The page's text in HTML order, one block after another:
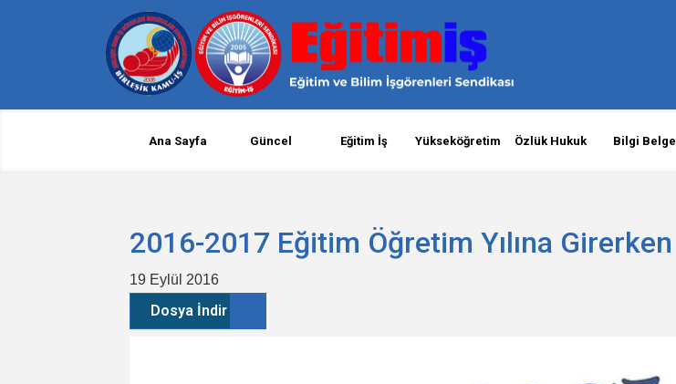
Ana Sayfa Güncel Eğitim İş Yükseköğretim Özlük Hukuk Bilgi Belge
2016-2017 Eğitim Öğretim Yılına Girerken
19 Eylül 2016
Dosya İndir